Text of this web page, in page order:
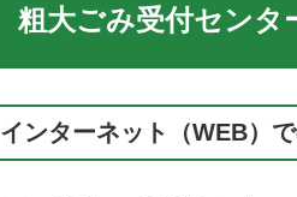
粗大ごみ受付センタ
インターネット（WEB）